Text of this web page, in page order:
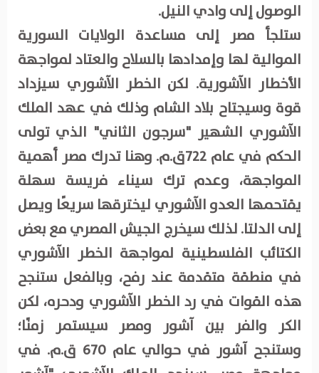
الوصول إلى وادي النيل.
ستلجأ مصر إلى مساعدة الولايات السورية
الموالية لها وإمدادها بالسلاح والعتاد لمواجهة
الأخطار الآشورية. لكن الخطر الآشوري سيزداد
قوة وسيجتاح بلاد الشام وذلك في عهد الملك
الآشوري الشهير "سرجون الثاني" الذي تولى
الحكم في عام 722ق.م. وهنا تدرك مصر أهمية
المواجهة، وعدم ترك سيناء فريسة سهلة
يقتحمها العدو الآشوري ليخترقها سريعًا ويصل
إلى الدلتا. لذلك سيخرج الجيش المصري مع بعض
الكتائب الفلسطينية لمواجهة الخطر الآشوري
في منطقة متقدمة عند رفح، وبالفعل ستنجح
هذه القوات في رد الخطر الآشوري ودحره، لكن
الكر والفر بين آشور ومصر سيستمر زمنًا؛
وستنجح آشور في حوالي عام 670 ق.م. في